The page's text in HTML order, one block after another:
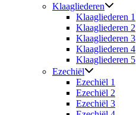
Klaagliederen
Klaagliederen 1
Klaagliederen 2
Klaagliederen 3
Klaagliederen 4
Klaagliederen 5
Ezechiël
Ezechiël 1
Ezechiël 2
Ezechiël 3